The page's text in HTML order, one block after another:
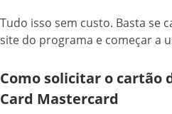
Tudo isso sem custo. Basta se
site do programa e começar a
Como solicitar o cartão
Card Mastercard